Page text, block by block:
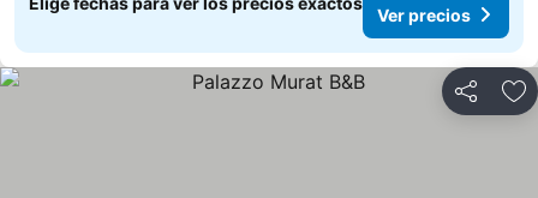
Ver precios
Compartir